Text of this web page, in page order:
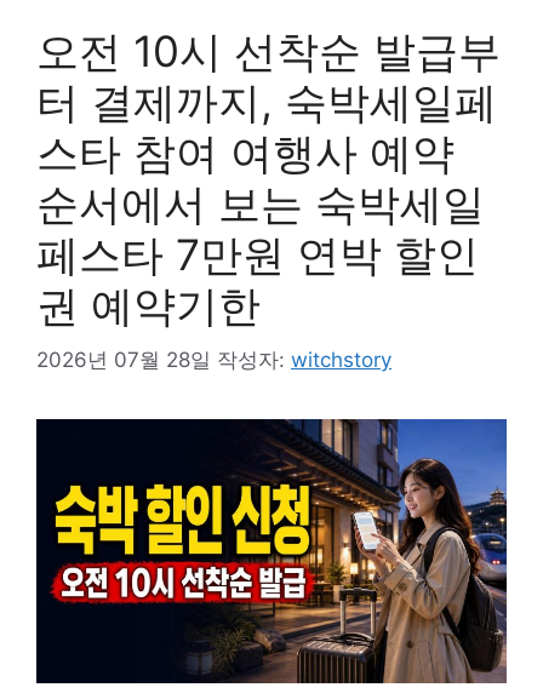
오전 10시 선착순 발급부
터 결제까지, 숙박세일페
스타 참여 여행사 예약
순서에서 보는 숙박세일
페스타 7만원 연박 할인
권 예약기한
2026년 07월 28일 작성자: witchstory